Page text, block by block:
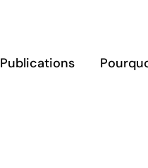
Publications